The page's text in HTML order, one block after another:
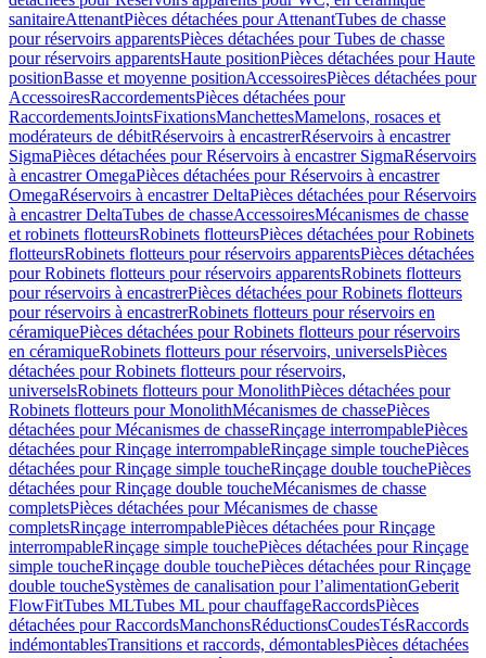
sanitaireAttenantPièces détachées pour AttenantTubes de chasse
pour réservoirs apparentsPièces détachées pour Tubes de chasse
pour réservoirs apparentsHaute positionPièces détachées pour Haute
positionBasse et moyenne positionAccessoiresPièces détachées pour
AccessoiresRaccordementsPièces détachées pour
RaccordementsJointsFixationsManchettesMamelons, rosaces et
modérateurs de débitRéservoirs à encastrerRéservoirs à encastrer
SigmaPièces détachées pour Réservoirs à encastrer SigmaRéservoirs
à encastrer OmegaPièces détachées pour Réservoirs à encastrer
OmegaRéservoirs à encastrer DeltaPièces détachées pour Réservoirs
à encastrer DeltaTubes de chasseAccessoiresMécanismes de chasse
et robinets flotteursRobinets flotteursPièces détachées pour Robinets
flotteursRobinets flotteurs pour réservoirs apparentsPièces détachées
pour Robinets flotteurs pour réservoirs apparentsRobinets flotteurs
pour réservoirs à encastrerPièces détachées pour Robinets flotteurs
pour réservoirs à encastrerRobinets flotteurs pour réservoirs en
céramiquePièces détachées pour Robinets flotteurs pour réservoirs
en céramiqueRobinets flotteurs pour réservoirs, universelsPièces
détachées pour Robinets flotteurs pour réservoirs,
universelsRobinets flotteurs pour MonolithPièces détachées pour
Robinets flotteurs pour MonolithMécanismes de chassePièces
détachées pour Mécanismes de chasseRinçage interrompablePièces
détachées pour Rinçage interrompableRinçage simple touchePièces
détachées pour Rinçage simple toucheRinçage double touchePièces
détachées pour Rinçage double toucheMécanismes de chasse
completsPièces détachées pour Mécanismes de chasse
completsRinçage interrompablePièces détachées pour Rinçage
interrompableRinçage simple touchePièces détachées pour Rinçage
simple toucheRinçage double touchePièces détachées pour Rinçage
double toucheSystèmes de canalisation pour l’alimentationGeberit
FlowFitTubes MLTubes ML pour chauffageRaccordsPièces
détachées pour RaccordsManchonsRéductionsCoudesTésRaccords
indémontablesTransitions et raccords, démontablesPièces détachées